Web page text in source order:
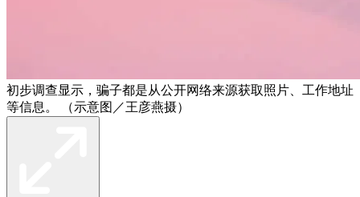
初步调查显示，骗子都是从公开网络来源获取照片、工作地址
等信息。 （示意图／王彦燕摄）